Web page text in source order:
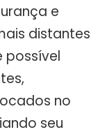
e
distantes
possível
no
seu